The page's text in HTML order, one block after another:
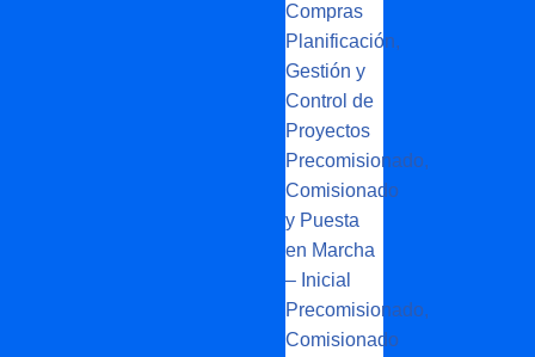
Compras
Planificación,
Gestión y
Control de
Proyectos
Precomisionado,
Comisionado
y Puesta
en Marcha
– Inicial
Precomisionado,
Comisionado